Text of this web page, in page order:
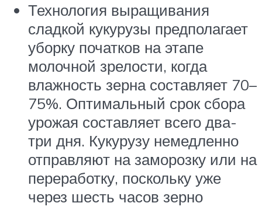
Технология выращивания
сладкой кукурузы предполагает
уборку початков на этапе
молочной зрелости, когда
влажность зерна составляет 70–
75%. Оптимальный срок сбора
урожая составляет всего два-
три дня. Кукурузу немедленно
отправляют на заморозку или на
переработку, поскольку уже
через шесть часов зерно